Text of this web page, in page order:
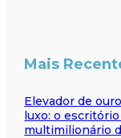
Mais
Elevador de
luxo: o
multimilionário